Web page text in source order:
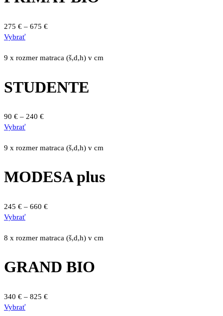
275 € – 675 €Price
through
VybraťTento
má
Možnosti
vybrať
na
produktu.
9 x rozmer matraca (š,d,h) v cm
STUDENTE
90 € – 240 €Price
through
VybraťTento
má
Možnosti
vybrať
na
produktu.
9 x rozmer matraca (š,d,h) v cm
MODESA plus
245 € – 660 €Price
through
VybraťTento
má
Možnosti
vybrať
na
8 x rozmer matraca (š,d,h) v cm
GRAND BIO
340 € – 825 €Price
VybraťTento